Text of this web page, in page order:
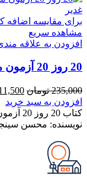
برای مقایسه اضافه
مشاهده سریع
افزودن به علاقه
20 روز 20 آزمون متون فقه مرکز وکلا-سینجلی
235,000 تومان قیمت
اصلی
بود.
افزودن به سبد خرید
کتاب
نویسنده: محسن سینجلی کتاب 20